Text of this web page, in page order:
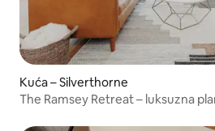
Kuća – Silverthorne
The Ramsey Retreat – luksuzna